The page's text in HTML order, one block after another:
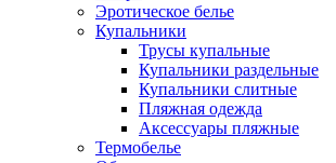
Эротическое белье
Купальники
Трусы купальные
Купальники раздельные
Купальники слитные
Пляжная одежда
Аксессуары пляжные
Термобелье